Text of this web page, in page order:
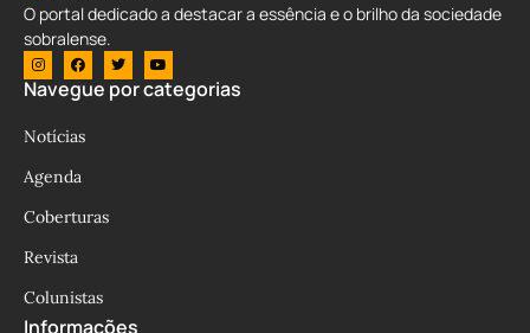
O portal dedicado a destacar a essência e o brilho da sociedade
sobralense.
Navegue por categorias
Notícias
Agenda
Coberturas
Revista
Colunistas
Informações